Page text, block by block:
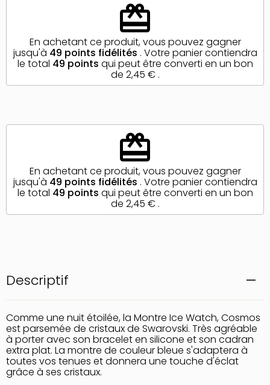
Descriptif
Comme une nuit étoilée, la Montre Ice Watch, Cosmos
est parsemée de cristaux de Swarovski. Très agréable
à porter avec son bracelet en silicone et son cadran
extra plat. La montre de couleur bleue s'adaptera à
toutes vos tenues et donnera une touche d'éclat
grâce à ses cristaux.
redeem
En achetant ce produit, vous pouvez gagner
jusqu'à 49 points fidélités . Votre panier contiendra
le total 49 points qui peut être converti en un bon
de 2,45 €.
redeem
En achetant ce produit, vous pouvez gagner
jusqu'à 49 points fidélités . Votre panier contiendra
le total 49 points qui peut être converti en un bon
de 2,45 €.